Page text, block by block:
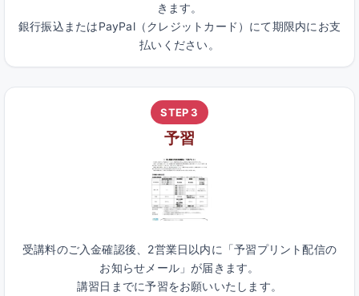
きます。
銀行振込またはPayPal（クレジットカード）にて期限内にお支
払いください。
STEP 3
予習
受講料のご入金確認後、2営業日以内に「予習プリント配信の
お知らせメール」が届きます。
講習日までに予習をお願いいたします。